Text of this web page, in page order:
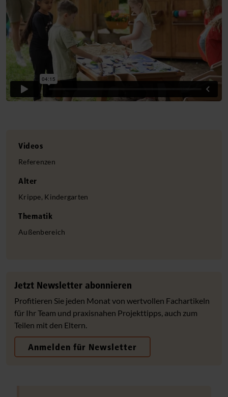
Dieses Video ist nicht verfügbar
Bitte lassen Sie Statistik-Cookies zu , um dieses Video
zu sehen.
Videos
Referenzen
Alter
Krippe, Kindergarten
Thematik
Außenbereich
Jetzt Newsletter abonnieren
Profitieren Sie jeden Monat von wertvollen Fachartikeln
für Ihr Team und praxisnahen Projekttipps, auch zum
Teilen mit den Eltern.
Anmelden für Newsletter